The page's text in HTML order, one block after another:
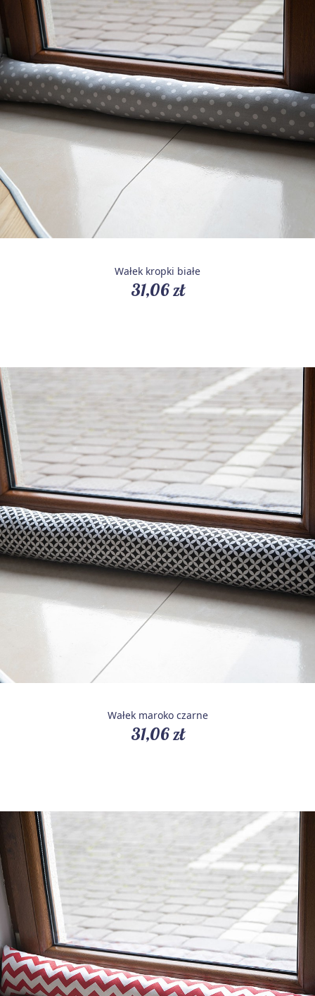
Wałek kropki białe
31,06 zł
Wałek maroko czarne
31,06 zł